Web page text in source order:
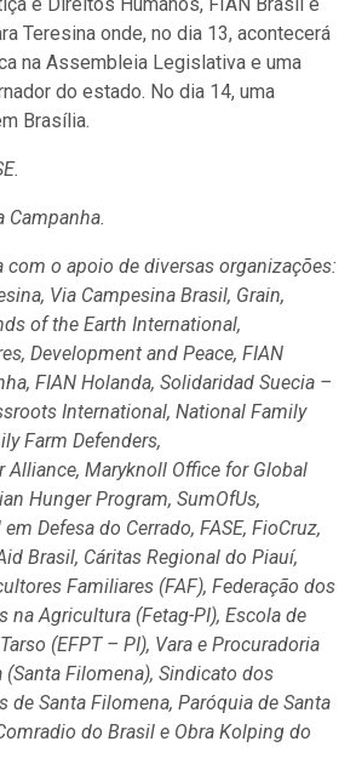
Teresina onde, no dia 13, acontecerá
na Assembleia Legislativa e uma
do estado. No dia 14, uma
Brasília.
Campanha.
com o apoio de diversas organizações:
Via Campesina Brasil, Grain,
of the Earth International,
Development and Peace, FIAN
FIAN Holanda, Solidaridad Suecia –
International, National Family
Farm Defenders,
Alliance, Maryknoll Office for Global
Hunger Program, SumOfUs,
Defesa do Cerrado, FASE, FioCruz,
Brasil, Cáritas Regional do Piauí,
Familiares (FAF), Federação dos
na Agricultura (Fetag-PI), Escola de
(EFPT – PI), Vara e Procuradoria
(Santa Filomena), Sindicato dos
de Santa Filomena, Paróquia de Santa
do Brasil e Obra Kolping do